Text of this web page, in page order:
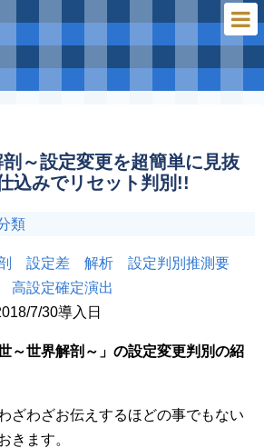
～設定変更を超簡単に見抜
込みでリセット判別!!
類
7/30導入日
～世界解剖～」の設定変更判別の紹
ざわざお伝えするほどの事でもない
きます。